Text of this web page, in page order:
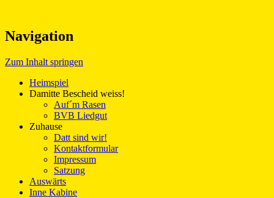
Ballzauber 09
Fanclub des BVB 09
Navigation
Zum Inhalt springen
Heimspiel
Damitte Bescheid weiss!
Auf´m Rasen
BVB Liedgut
Zuhause
Datt sind wir!
Kontaktformular
Impressum
Satzung
Auswärts
Inne Kabine